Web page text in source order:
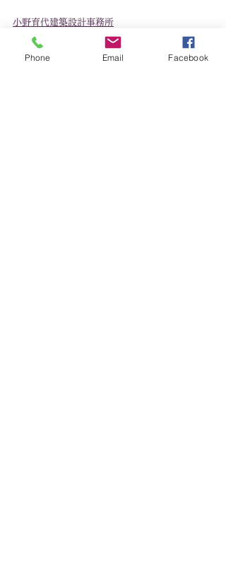
小野育代建築設計事務所
アトリエ事務所の日常 建築訪問レポート
ひとことBLOG
Phone Email Facebook